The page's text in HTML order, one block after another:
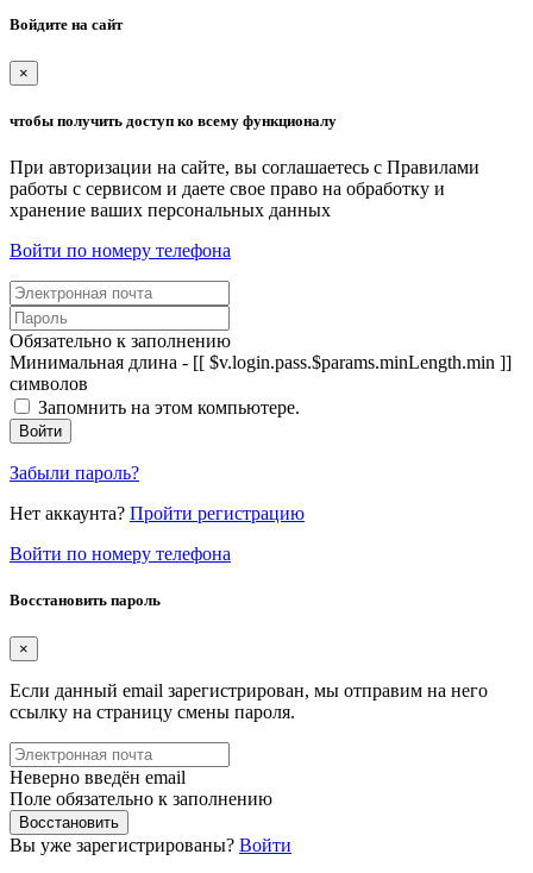
Войдите на сайт
×
чтобы получить доступ ко всему функционалу
При авторизации на сайте, вы соглашаетесь с Правилами
работы с сервисом и даете свое право на обработку и
хранение ваших персональных данных
Войти по номеру телефона
Обязательно к заполнению
Минимальная длина - [[ $v.login.pass.$params.minLength.min ]]
символов
Запомнить на этом компьютере.
Войти
Забыли пароль?
Нет аккаунта? Пройти регистрацию
Войти по номеру телефона
Восстановить пароль
×
Если данный email зарегистрирован, мы отправим на него
ссылку на страницу смены пароля.
Неверно введён email
Поле обязательно к заполнению
Восстановить
Вы уже зарегистрированы? Войти